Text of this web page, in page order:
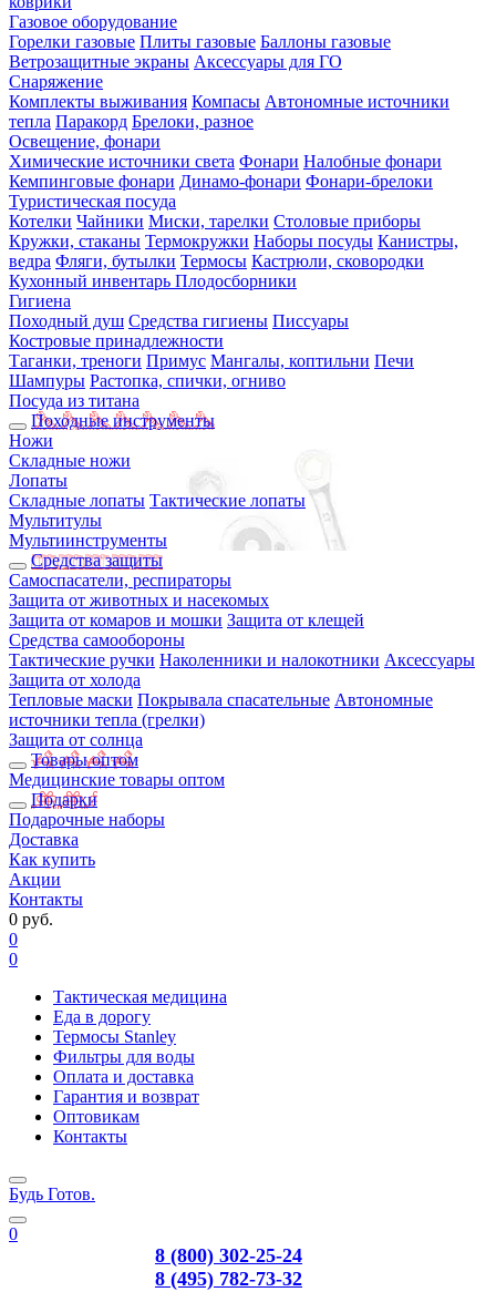
Газовое оборудование
Горелки газовые Плиты газовые Баллоны газовые
Ветрозащитные экраны Аксессуары для ГО
Снаряжение
Комплекты выживания Компасы Автономные источники
тепла Паракорд Брелоки, разное
Освещение, фонари
Химические источники света Фонари Налобные фонари
Кемпинговые фонари Динамо-фонари Фонари-брелоки
Туристическая посуда
Котелки Чайники Миски, тарелки Столовые приборы
Кружки, стаканы Термокружки Наборы посуды Канистры,
ведра Фляги, бутылки Термосы Кастрюли, сковородки
Кухонный инвентарь Плодосборники
Гигиена
Походный душ Средства гигиены Писсуары
Костровые принадлежности
Таганки, треноги Примус Мангалы, коптильни Печи
Шампуры Растопка, спички, огниво
Посуда из титана
Походные инструменты
Ножи
Складные ножи
Лопаты
Складные лопаты Тактические лопаты
Мультитулы
Мультиинструменты
Средства защиты
Самоспасатели, респираторы
Защита от животных и насекомых
Защита от комаров и мошки Защита от клещей
Средства самообороны
Тактические ручки Наколенники и налокотники Аксессуары
Защита от холода
Тепловые маски Покрывала спасательные Автономные
источники тепла (грелки)
Защита от солнца
Товары оптом
Медицинские товары оптом
Подарки
Подарочные наборы
Доставка
Как купить
Акции
Контакты
0 руб.
0
0
Тактическая медицина
Еда в дорогу
Термосы Stanley
Фильтры для воды
Оплата и доставка
Гарантия и возврат
Оптовикам
Контакты
Будь Готов.
0
8 (800) 302-25-24
8 (495) 782-73-32